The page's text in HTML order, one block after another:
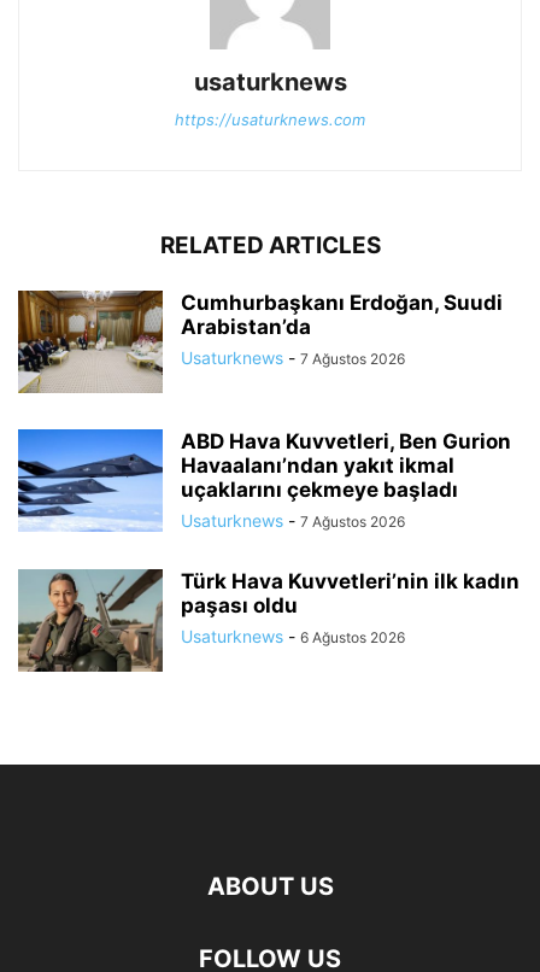
usaturknews
https://usaturknews.com
RELATED ARTICLES
Cumhurbaşkanı Erdoğan, Suudi
Arabistan’da
Usaturknews - 7 Ağustos 2026
ABD Hava Kuvvetleri, Ben Gurion
Havaalanı’ndan yakıt ikmal
uçaklarını çekmeye başladı
Usaturknews - 7 Ağustos 2026
Türk Hava Kuvvetleri’nin ilk kadın
paşası oldu
Usaturknews - 6 Ağustos 2026
ABOUT US
FOLLOW US